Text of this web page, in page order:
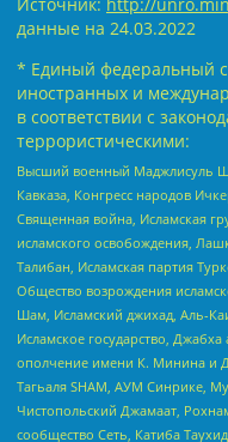
данные на 24.03.2022
* Единый федеральный
иностранных и
в соответствии с
террористическими:
Высший военный Маджлисуль
Кавказа, Конгресс народов
Священная война, Исламская
исламского освобождения,
Талибан, Исламская партия
Общество возрождения
Шам, Исламский джихад, Аль-
Исламское государство,
ополчение имени К. Минина и
Тагьаля SHAM, АУМ Синрике,
Чистопольский Джамаат,
сообщество Сеть, Катиба